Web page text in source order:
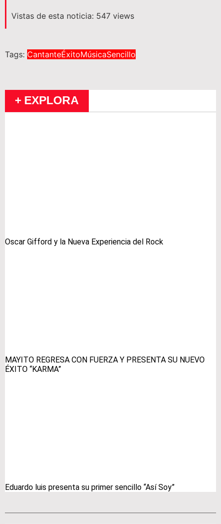
Vistas de esta noticia: 547 views
Tags: CantanteÉxitoMúsicaSencillo
+ EXPLORA
Oscar Gifford y la Nueva Experiencia del Rock
MAYITO REGRESA CON FUERZA Y PRESENTA SU NUEVO
ÉXITO “KARMA”
Eduardo luis presenta su primer sencillo “Así Soy”